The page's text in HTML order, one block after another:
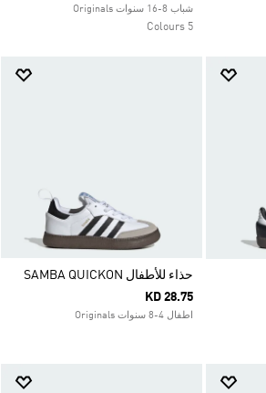
شباب 8-16 سنوات Originals
5 Colours
حذاء للأطفال SAMBA QUICKON
KD 28.75
اطفال 4-8 سنوات Originals